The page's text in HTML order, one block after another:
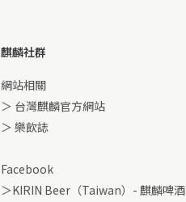
麒麟社群
網站相關
＞ 台灣麒麟官方網站
＞ 樂飲誌
Facebook
＞KIRIN Beer（Taiwan）- 麒麟啤酒